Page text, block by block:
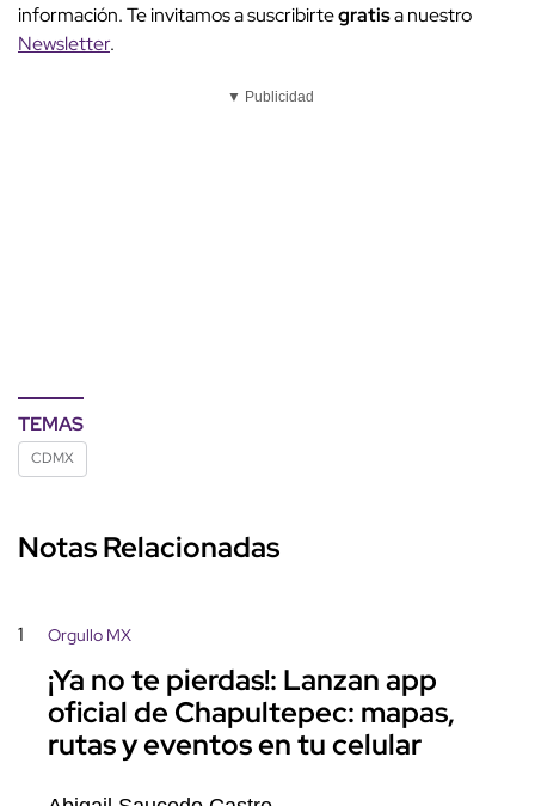
información. Te invitamos a suscribirtegratisa nuestro
Newsletter.
▼ Publicidad
TEMAS
CDMX
Notas Relacionadas
1 Orgullo MX
¡Ya no te pierdas!: Lanzan app
oficial de Chapultepec: mapas,
rutas y eventos en tu celular